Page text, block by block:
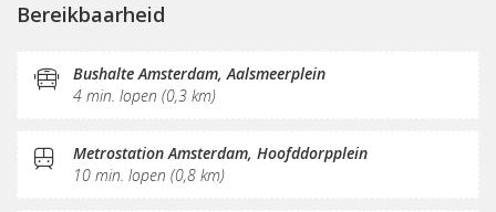
Vergaderplekken
Internetmogelijkheden
Printservice
KVK-inschrijving
Sociaal hart
Koffie/thee
Gemeubileerd Pantry
Postverwerking
Bereikbaarheid
Bushalte Amsterdam, Aalsmeerplein
4 min. lopen (0,3 km)
Metrostation Amsterdam, Hoofddorpplein
10 min. lopen (0,8 km)